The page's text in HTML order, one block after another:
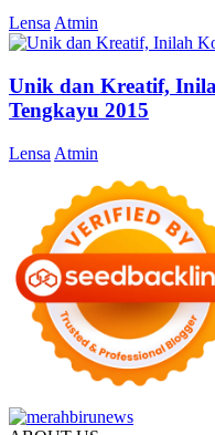
Lensa Atmin
Unik dan Kreatif,
Tengkayu 2015
Lensa Atmin